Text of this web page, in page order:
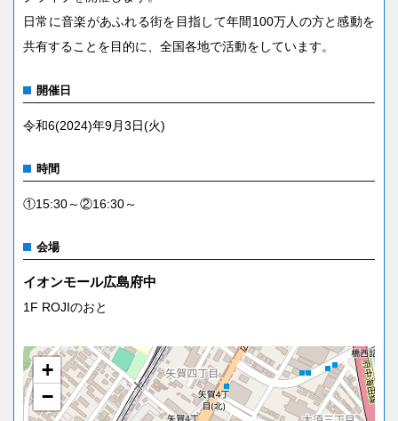
日常に音楽があふれる街を目指して年間100万人の方と感動を
共有することを目的に、全国各地で活動をしています。
開催日
令和6(2024)年9月3日(火)
時間
①15:30～②16:30～
会場
イオンモール広島府中
1F ROJIのおと
+
−